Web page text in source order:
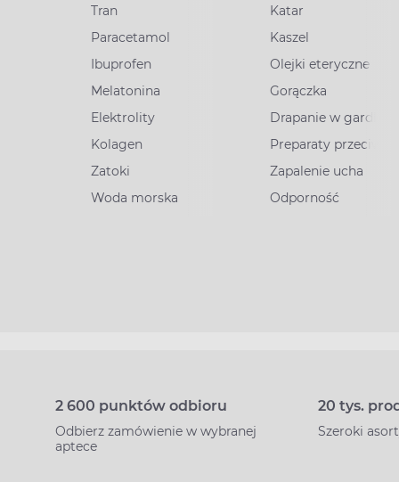
Tran
Paracetamol
Ibuprofen
Melatonina
Elektrolity
Kolagen
Zatoki
Woda morska
Katar
Kaszel
Olejki eteryczne
Gorączka
Drapanie w gardle
Preparaty
Zapalenie ucha
Odporność
2 600 punktów odbioru
Odbierz zamówienie w wybranej
aptece
20 tys.
Szeroki